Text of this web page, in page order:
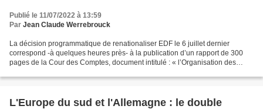
Publié le 11/07/2022 à 13:59
Par Jean Claude Werrebrouck
La décision programmatique de renationaliser EDF le 6 juillet dernier
correspond -à quelques heures près- à la publication d’un rapport de 300
pages de la Cour des Comptes, document intitulé : « l’Organisation des
L'Europe du sud et l'Allemagne : le double